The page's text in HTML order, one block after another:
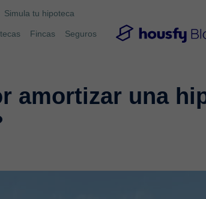
Simula tu hipoteca
Fincas Seguros
amortizar una